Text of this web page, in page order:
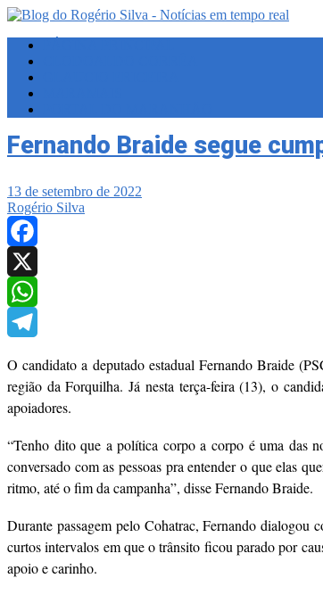
Fernando Braide segue
13 de setembro de 2022
Rogério Silva
Facebook
X
WhatsApp
O candidato a deputado estadual Fernando Braide
região da Forquilha. Já nesta terça-feira (13), o
apoiadores.
“Tenho dito que a política corpo a corpo é uma das
conversado com as pessoas pra entender o que elas
ritmo, até o fim da campanha”, disse Fernando Braide.
Durante passagem pelo Cohatrac, Fernando dialogou
curtos intervalos em que o trânsito ficou parado por
apoio e carinho.